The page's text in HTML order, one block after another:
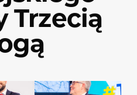
Trzecią